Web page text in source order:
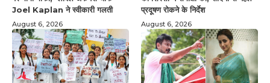
Joel Kaplan ने स्वीकारी गलती
August 6, 2026
प्रदूषण रोकने के निर्देश
August 6, 2026